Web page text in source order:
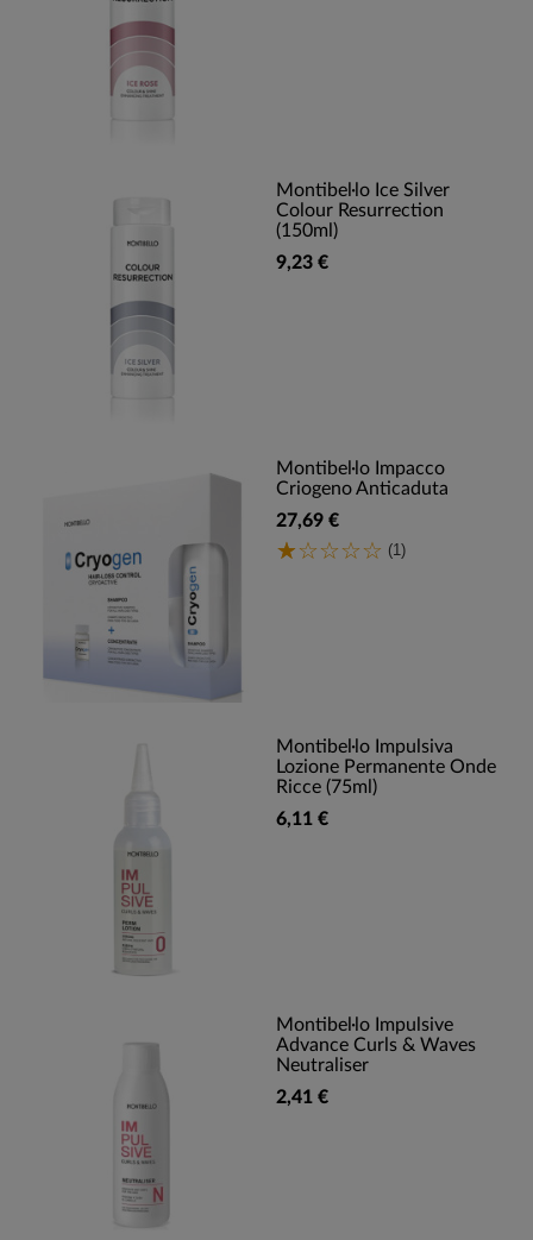
Montibel·lo Ice Silver
Colour Resurrection
(150ml)
9,23 €
Montibel·lo Impacco
Criogeno Anticaduta
27,69 €
(1)
Montibel·lo Impulsiva
Lozione Permanente Onde
Ricce (75ml)
6,11 €
Montibel·lo Impulsive
Advance Curls & Waves
Neutraliser
2,41 €